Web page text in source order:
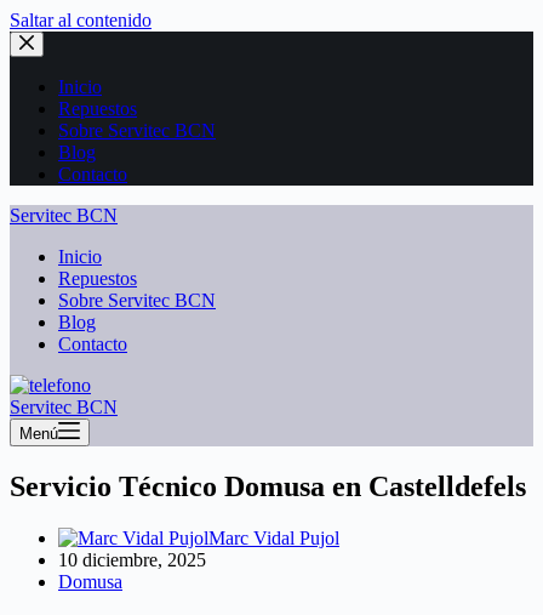
Saltar al contenido
Inicio
Repuestos
Sobre Servitec BCN
Blog
Contacto
Servitec BCN
Inicio
Repuestos
Sobre Servitec BCN
Blog
Contacto
Servitec BCN
Menú
Servicio Técnico Domusa en Castelldefels
Marc Vidal Pujol
10 diciembre, 2025
Domusa